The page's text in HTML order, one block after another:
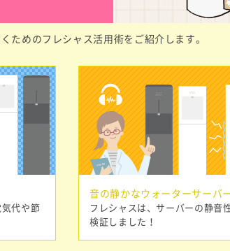
ためのフレシャス活用術をご紹介します。
代や節
音の静かなウォーターサーバ
フレシャスは、サーバーの静音
検証しました！